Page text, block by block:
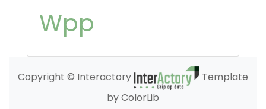
Wpp
Copyright © Interactory
Template
by ColorLib